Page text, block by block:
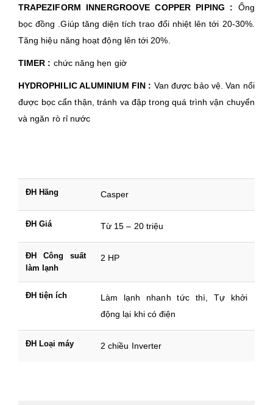
TRAPEZIFORM INNERGROOVE COPPER PIPING : Ống
bọc đồng .Giúp tăng diện tích trao đổi nhiệt lên tới 20-30%.
Tăng hiệu năng hoạt động lên tới 20%.
TIMER : chức năng hẹn giờ
HYDROPHILIC ALUMINIUM FIN : Van được bảo vệ. Van nổi
được bọc cẩn thận, tránh va đập trong quá trình vận chuyển
và ngăn rò rỉ nước
ĐH Hãng Casper
ĐH Giá Từ 15 – 20 triệu
ĐH Công suất
làm lạnh
2 HP
ĐH tiện ích
Làm lạnh nhanh tức thì, Tự khởi
động lại khi có điện
ĐH Loại máy 2 chiều Inverter